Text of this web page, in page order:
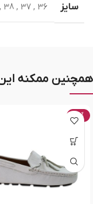
سایز 36
,
37
,
38
همچنین ممکنه
-20%